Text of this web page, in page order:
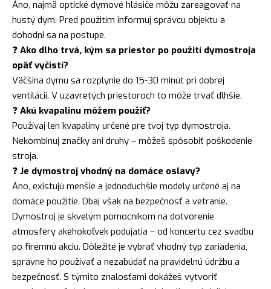
Áno, najmä optické dymové hlásiče môžu zareagovať na
hustý dym. Pred použitím informuj správcu objektu a
dohodni sa na postupe.
❓ Ako dlho trvá, kým sa priestor po použití dymostroja
opäť vyčistí?
Väčšina dymu sa rozplynie do 15-30 minút pri dobrej
ventilácii. V uzavretých priestoroch to môže trvať dlhšie.
❓ Akú kvapalinu môžem použiť?
Používaj len kvapaliny určené pre tvoj typ dymostroja.
Nekombinuj značky ani druhy – môžeš spôsobiť poškodenie
stroja.
❓ Je dymostroj vhodný na domáce oslavy?
Áno, existujú menšie a jednoduchšie modely určené aj na
domáce použitie. Dbaj však na bezpečnosť a vetranie.
Dymostroj je skvelým pomocníkom na dotvorenie
atmosféry akéhokoľvek podujatia – od koncertu cez svadbu
po firemnú akciu. Dôležité je vybrať vhodný typ zariadenia,
správne ho používať a nezabúdať na pravidelnú údržbu a
bezpečnosť. S týmito znalosťami dokážeš vytvoriť